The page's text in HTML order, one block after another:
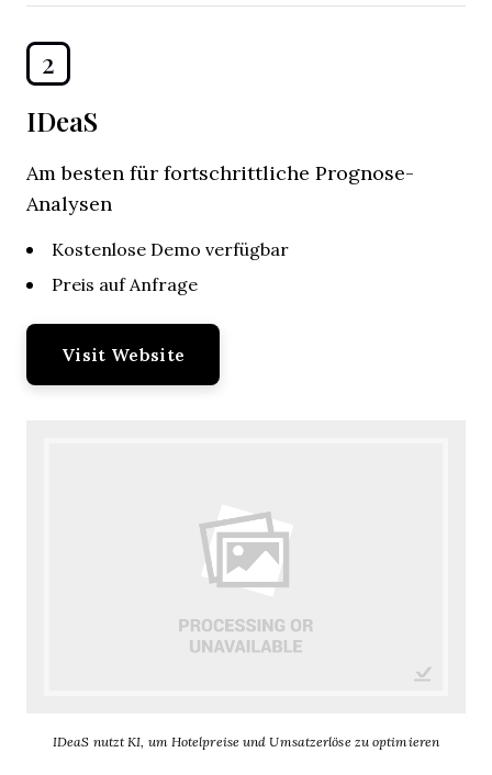
2
IDeaS
Am besten für fortschrittliche Prognose-
Analysen
Kostenlose Demo verfügbar
Preis auf Anfrage
Visit Website
IDeaS nutzt KI, um Hotelpreise und Umsatzerlöse zu optimieren